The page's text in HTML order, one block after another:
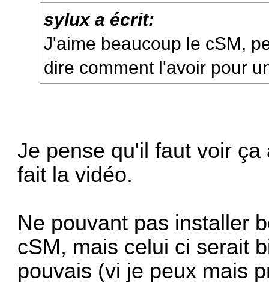
sylux a écrit:
J'aime beaucoup le cSM,
dire comment l'avoir pour
Je pense qu'il faut voir
fait la vidéo.
Ne pouvant pas installer
cSM, mais celui ci serait
pouvais (vi je peux mais